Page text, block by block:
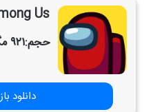
Us
حجم:۹۲۱ مگابایت
دانلود